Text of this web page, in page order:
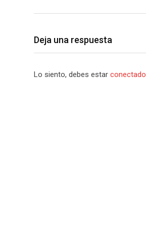
Deja una respuesta
Lo siento, debes estar conectado